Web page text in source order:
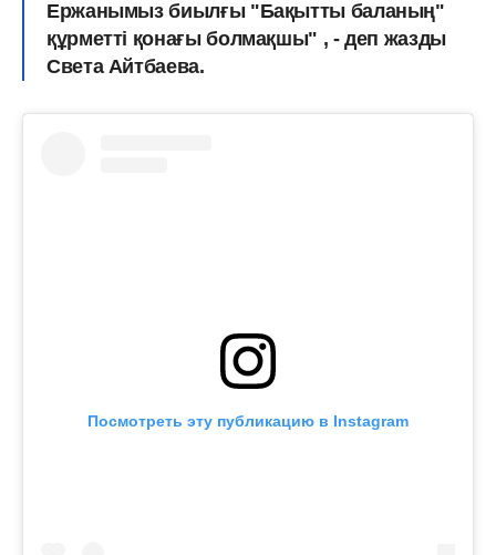
Ержанымыз биылғы "Бақытты баланың"
құрметті қонағы болмақшы" , - деп жазды
Света Айтбаева.
Посмотреть эту публикацию в Instagram